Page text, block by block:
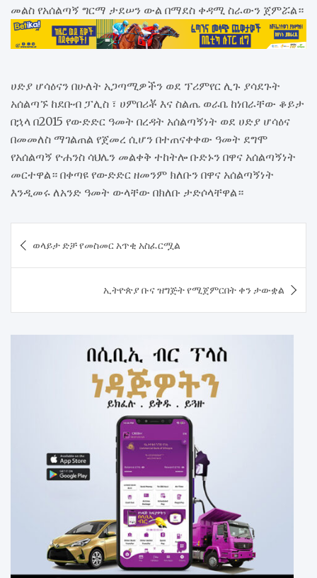
መልስ የአሰልጣኝ ግርማ ታደሠን ውል በማደስ ቀዳሚ ስራውን ጀምሯል።
ሀድያ ሆሳዕናን በሁለት አጋጣሚዎችን ወደ ፕሪምየር ሊጉ ያሳደጉት
አሰልጣኙ ከደቡብ ፓሊስ ፣ ሀምበሪቾ እና ስልጤ ወራቤ ከነበራቸው ቆይታ
በኋላ በ2015 የውድድር ዓመት በረዳት አሰልጣኝነት ወደ ሀድያ ሆሳዕና
በመመለስ ማገልጠል የጀመረ ሲሆን በተጠናቀቀው ዓመት ደግሞ
የአሰልጣኝ ዮሐንስ ሳህሌን መልቀቅ ተከትሎ ቡድኑን በዋና አሰልጣኝነት
መርተዋል። በቀጣዩ የውድድር ዘመንም ክለቡን በዋና አሰልጣኝነት
እንዲመሩ ለአንድ ዓመት ውላቸው በክለቡ ታድሶላቸዋል።
navigation
ወላይታ ድቻ የመስመር አጥቂ አስፈርሟል
ኢትዮጵያ ቡና ዝግጅት የሚጀምርበት ቀን ታውቋል